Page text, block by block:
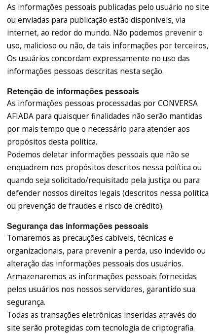
As informações pessoais publicadas pelo usuário no site
ou enviadas para publicação estão disponíveis, via
internet, ao redor do mundo. Não podemos prevenir o
uso, malicioso ou não, de tais informações por terceiros,
Os usuários concordam expressamente no uso das
informações pessoas descritas nesta seção.
Retenção de informações pessoais
As informações pessoas processadas por CONVERSA
AFIADA para quaisquer finalidades não serão mantidas
por mais tempo que o necessário para atender aos
propósitos desta política.
Podemos deletar informações pessoais que não se
enquadrem nos propósitos descritos nessa política ou
quando seja solicitado/requisitado pela justiça ou para
defender nossos direitos legais (descritos nessa política
ou prevenção de fraudes e risco de crédito).
Segurança das informações pessoais
Tomaremos as precauções cabíveis, técnicas e
organizacionais, para prevenir a perda, uso indevido ou
alteração das informações pessoais dos usuários.
Armazenaremos as informações pessoais fornecidas
pelos usuários nos nossos servidores, garantido sua
segurança.
Todas as transações eletrônicas inseridas através do
site serão protegidas com tecnologia de criptografia.